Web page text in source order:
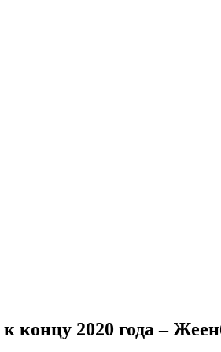
концу 2020 года –